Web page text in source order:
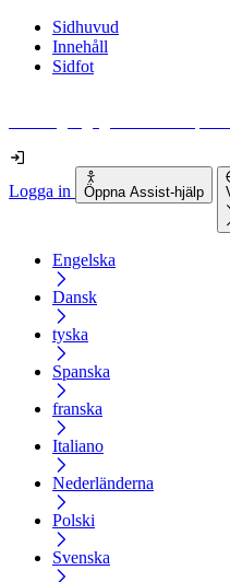
Sidhuvud
Innehåll
Sidfot
Logga in Öppna Assist-hjälp
Engelska
Dansk
tyska
Spanska
franska
Italiano
Nederländerna
Polski
Svenska